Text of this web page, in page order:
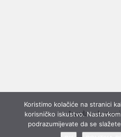
Izrada web
Koristimo kolačiće na stranici
korisničko iskustvo.
podrazumijevate da se